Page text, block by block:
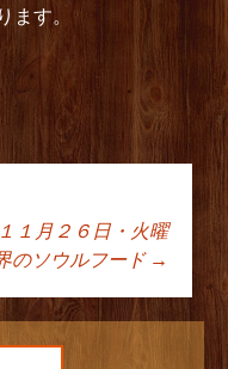
ます。
ーショ
１月２６日・火曜
ソウルフード →